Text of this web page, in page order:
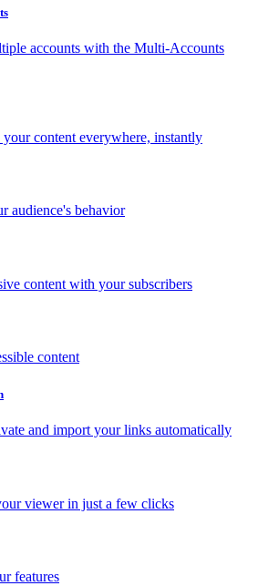
accounts with the Multi-Accounts
your content everywhere, instantly
audience's behavior
content with your subscribers
content
and import your links automatically
viewer in just a few clicks
features